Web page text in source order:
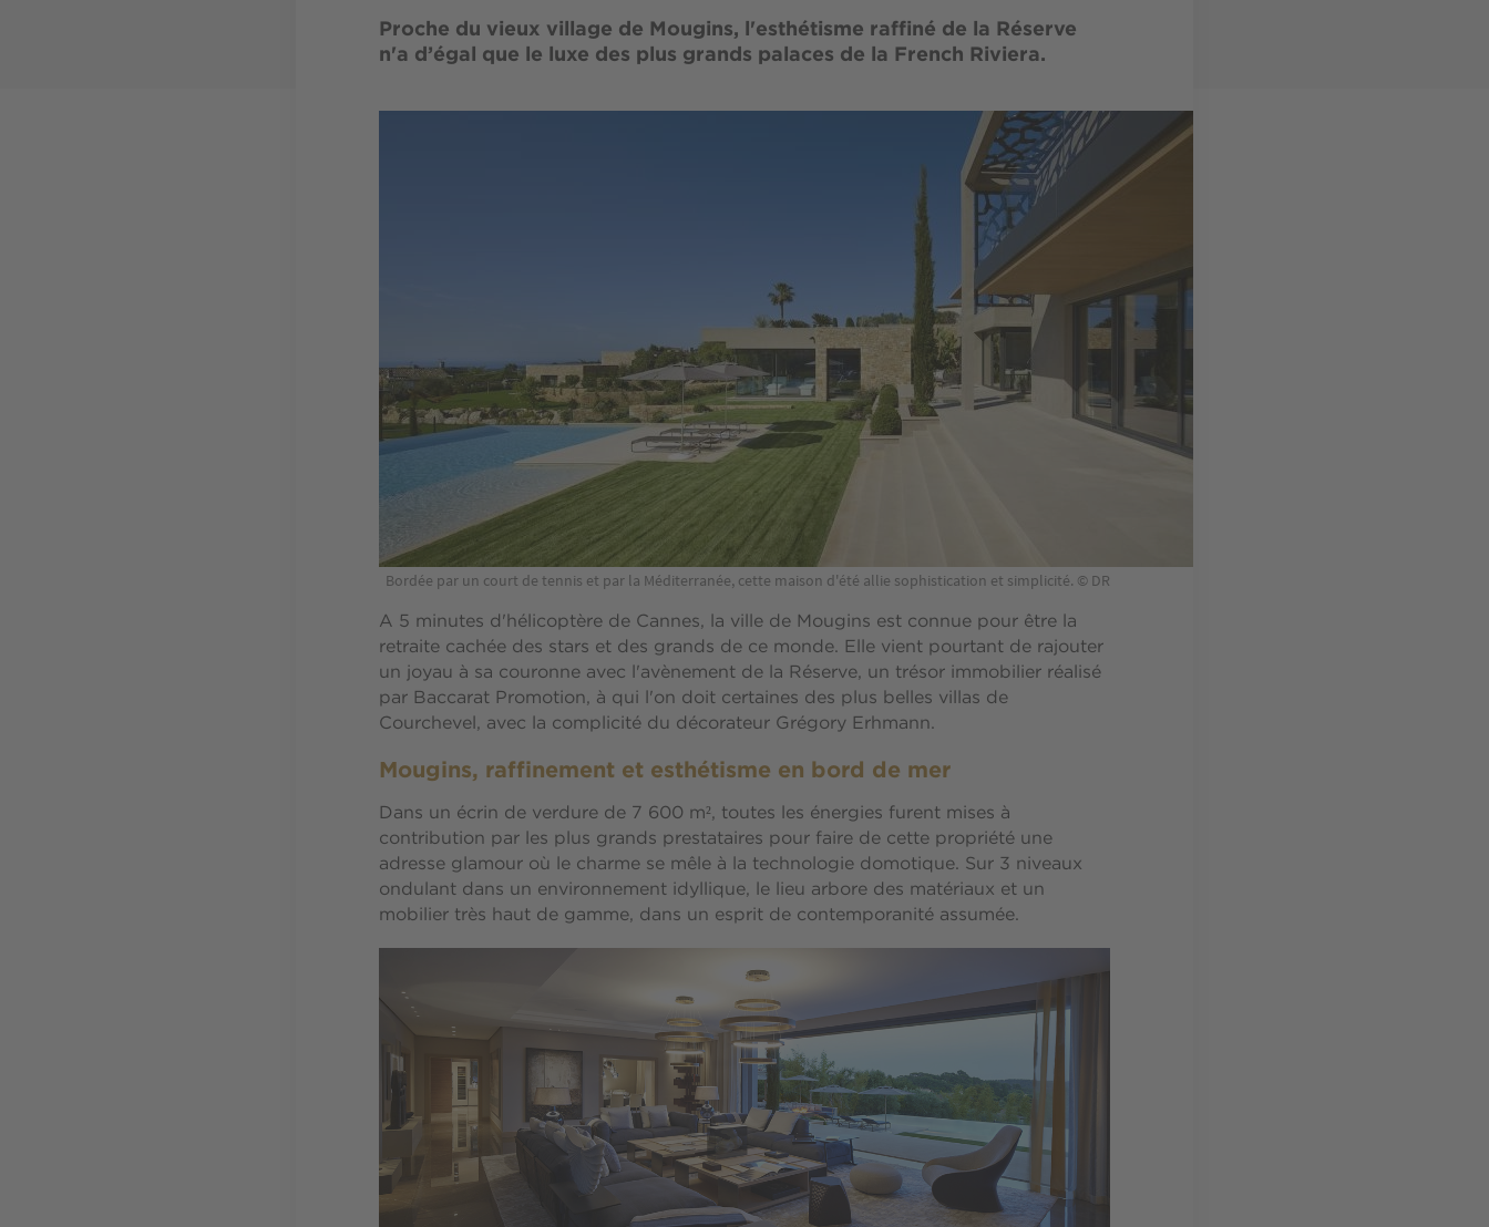
Proche du vieux village de Mougins, l'esthétisme raffiné de la Réserve
n'a d’égal que le luxe des plus grands palaces de la French Riviera.
Bordée par un court de tennis et par la Méditerranée, cette maison d'été allie sophistication et simplicité. © DR
A 5 minutes d'hélicoptère de Cannes, la ville de Mougins est connue pour être la
retraite cachée des stars et des grands de ce monde. Elle vient pourtant de rajouter
un joyau à sa couronne avec l'avènement de la Réserve, un trésor immobilier réalisé
par Baccarat Promotion, à qui l'on doit certaines des plus belles villas de
Courchevel, avec la complicité du décorateur Grégory Erhmann.
Mougins, raffinement et esthétisme en bord de mer
Dans un écrin de verdure de 7 600 m², toutes les énergies furent mises à
contribution par les plus grands prestataires pour faire de cette propriété une
adresse glamour où le charme se mêle à la technologie domotique. Sur 3 niveaux
ondulant dans un environnement idyllique, le lieu arbore des matériaux et un
mobilier très haut de gamme, dans un esprit de contemporanité assumée.